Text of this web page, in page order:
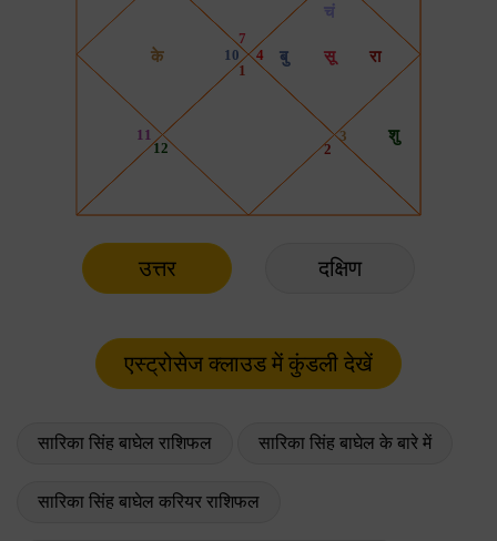
उत्तर दक्षिण
सारिका सिंह बाघेल राशिफल सारिका सिंह बाघेल के बारे में
सारिका सिंह बाघेल करियर राशिफल